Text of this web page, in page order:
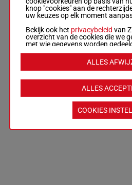
knop "cookies" aan de
uw keuzes op elk moment
Bekijk ook het privacybeleid van
overzicht van de cookies die we
met wie gegevens worden
ALLES
ALLES
COOKIES